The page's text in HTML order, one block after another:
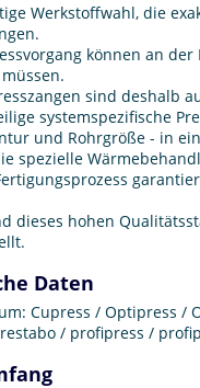
Werkstoffwahl, die
können an
sind deshalb
systemspezifische
und Rohrgröße - in
spezielle
dieses hohen
Daten
Cupress / Optipress /
/ profipress /